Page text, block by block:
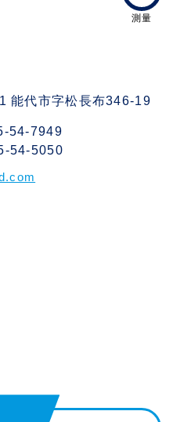
能代市字松長布346-19
54-7949
54-5050
測量